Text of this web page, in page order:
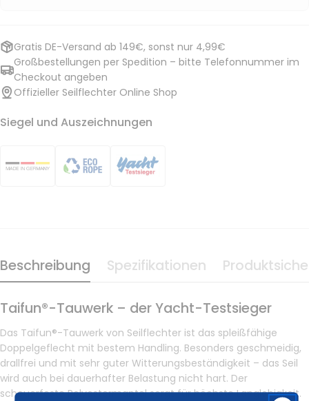
Gratis DE-Versand ab 149€, sonst nur 4,99€
Großbestellungen per Spedition – bitte Telefonnummer im
Checkout angeben
Offizieller Seilflechter Online Shop
Siegel und Auszeichnungen
Beschreibung Spezifikationen
Taifun®-Tauwerk – der Yacht-Testsieger
Das Taifun®-Tauwerk von Seilflechter ist das spleißfähige
Doppelgeflecht mit bestem Handling. Besonders geschmeidig,
drallfrei und mit sehr guter Witterungsbeständigkeit – das Seil
wird auch bei dauerhafter Belastung nicht hart. Der
scheuerfeste Polyestermantel sorgt für höchste Langlebigkeit.